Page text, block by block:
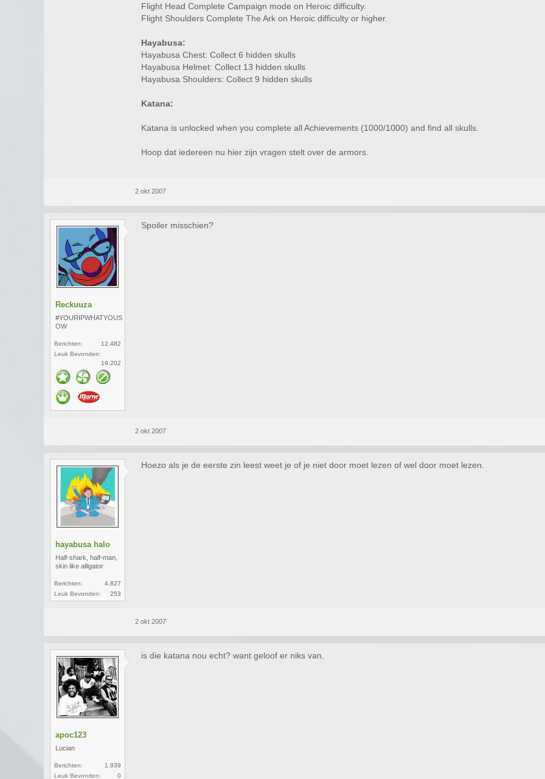
Flight Head Complete Campaign mode on Heroic difficulty.
Flight Shoulders Complete The Ark on Heroic difficulty or higher.
Hayabusa:
Hayabusa Chest: Collect 6 hidden skulls
Hayabusa Helmet: Collect 13 hidden skulls
Hayabusa Shoulders: Collect 9 hidden skulls
Katana:
Katana is unlocked when you complete all Achievements (1000/1000) and find all skulls.
Hoop dat iedereen nu hier zijn vragen stelt over de armors.
2 okt 2007
Reckuuza
#YOURIPWHATYOUS
OW
Berichten:
12.482
Leuk Bevonden:
19.202
Spoiler misschien?
2 okt 2007
hayabusa halo
Half-shark, half-man,
skin like alligator
Berichten:
4.827
Leuk Bevonden:
253
Hoezo als je de eerste zin leest weet je of je niet door moet lezen of wel door moet lezen.
2 okt 2007
apoc123
Lucian
Berichten:
1.939
Leuk Bevonden:
0
is die katana nou echt? want geloof er niks van.